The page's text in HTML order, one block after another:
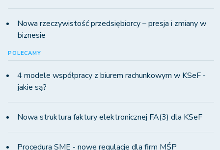
Nowa rzeczywistość przedsiębiorcy – presja i zmiany w
biznesie
POLECAMY
4 modele współpracy z biurem rachunkowym w KSeF -
jakie są?
Nowa struktura faktury elektronicznej FA(3) dla KSeF
Procedura SME - nowe regulacje dla firm MŚP